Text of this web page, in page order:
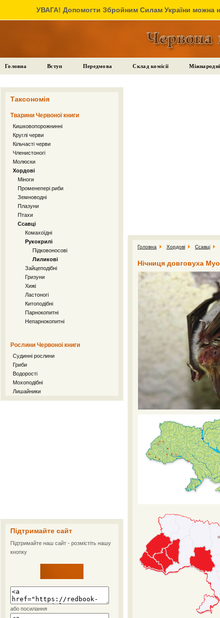
УВАГА! Допомогти Збройним Силам України можна
Головна Вступ Передмова Склад комісії
Таксономія
Тварини Червоної книги
Кишковопорожнинні
Круглі черви
Кільчасті черви
Членистоногі
Молюски
Хордові
Міноги
Променепері риби
Земноводні
Плазуни
Птахи
Ссавці
Комахоїдні
Рукокрилі
Підковоносові
Лиликові
Зайцеподібні
Гризуни
Хижі
Ластоногі
Китоподібні
Парнокопитні
Непарнокопитні
Рослини Червоної книги
Судинні рослини
Гриби
Водорості
Мохоподібні
Лишайники
Підтримайте сайт
Підтримайте наш сайт - розмістіть нашу
кнопку
або посилання
Головна Хордові Ссавці
Нічниця довговуха